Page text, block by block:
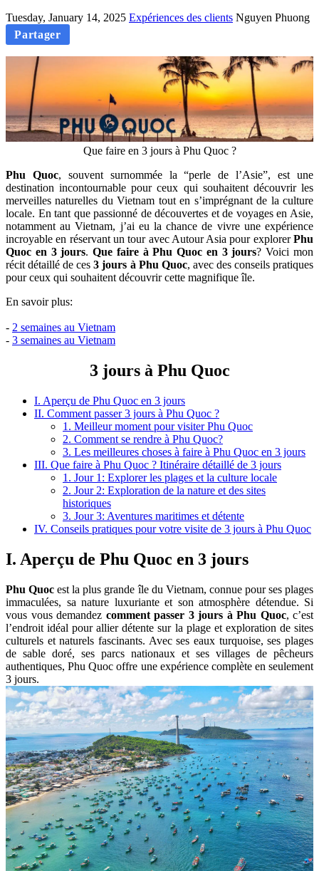
Tuesday, January 14, 2025 Expériences des clients Nguyen Phuong
Partager
Que faire en 3 jours à Phu Quoc ?
Phu Quoc, souvent surnommée la “perle de l’Asie”, est une
destination incontournable pour ceux qui souhaitent découvrir les
merveilles naturelles du Vietnam tout en s’imprégnant de la culture
locale. En tant que passionné de découvertes et de voyages en Asie,
notamment au Vietnam, j’ai eu la chance de vivre une expérience
incroyable en réservant un tour avec Autour Asia pour explorerPhu
Quoc en 3 jours.Que faire à Phu Quoc en 3 jours? Voici mon
récit détaillé de ces3 jours à Phu Quoc, avec des conseils pratiques
pour ceux qui souhaitent découvrir cette magnifique île.
En savoir plus:
- 2 semaines au Vietnam
- 3 semaines au Vietnam
3 jours à Phu Quoc
I. Aperçu de Phu Quoc en 3 jours
II. Comment passer 3 jours à Phu Quoc ?
1. Meilleur moment pour visiter Phu Quoc
2. Comment se rendre à Phu Quoc?
3. Les meilleures choses à faire à Phu Quoc en 3 jours
III. Que faire à Phu Quoc ? Itinéraire détaillé de 3 jours
1. Jour 1: Explorer les plages et la culture locale
2. Jour 2: Exploration de la nature et des sites
historiques
3. Jour 3: Aventures maritimes et détente
IV. Conseils pratiques pour votre visite de 3 jours à Phu Quoc
I. Aperçu de Phu Quoc en 3 jours
Phu Quoc est la plus grande île du Vietnam, connue pour ses plages
immaculées, sa nature luxuriante et son atmosphère détendue. Si
vous vous demandez comment passer 3 jours à Phu Quoc, c’est
l’endroit idéal pour allier détente sur la plage et exploration de sites
culturels et naturels fascinants. Avec ses eaux turquoise, ses plages
de sable doré, ses parcs nationaux et ses villages de pêcheurs
authentiques, Phu Quoc offre une expérience complète en seulement
3 jours.